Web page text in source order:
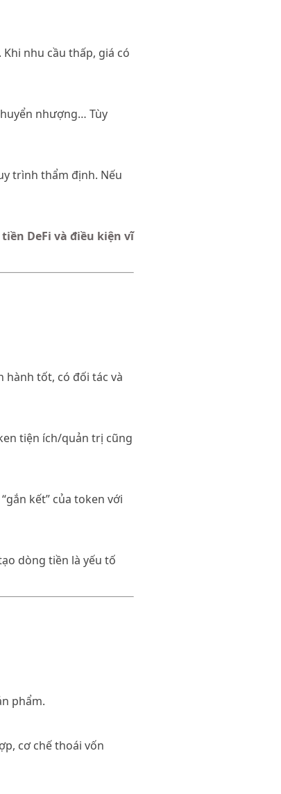
nhu cầu thấp, giá có
nhượng… Tùy
trình thẩm định. Nếu
DeFi và điều kiện vĩ
hành tốt, có đối tác và
tiện ích/quản trị cũng
kết” của token với
dòng tiền là yếu tố
phẩm.
cơ chế thoái vốn